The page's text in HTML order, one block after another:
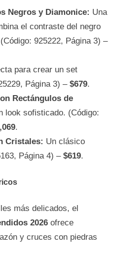
Negros y Diamonice: Una
el contraste del negro
925222, Página 3) –
para crear un set
Página 3) – $679.
Rectángulos de
look sofisticado. (Código:
.
Cristales: Un clásico
Página 4) – $619.
más delicados, el
2026 ofrece
y cruces con piedras